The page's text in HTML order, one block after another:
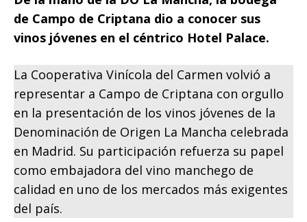
de Campo de Criptana dio a conocer sus
vinos jóvenes en el céntrico Hotel Palace.
La Cooperativa Vinícola del Carmen volvió a
representar a Campo de Criptana con orgullo
en la presentación de los vinos jóvenes de la
Denominación de Origen La Mancha celebrada
en Madrid. Su participación refuerza su papel
como embajadora del vino manchego de
calidad en uno de los mercados más exigentes
del país.